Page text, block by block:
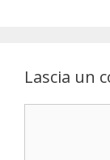
Lascia un